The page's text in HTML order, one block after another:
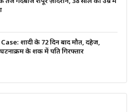
शादी के 72 दिन बाद मौत, दहेज,
के शक में पति गिरफ्तार